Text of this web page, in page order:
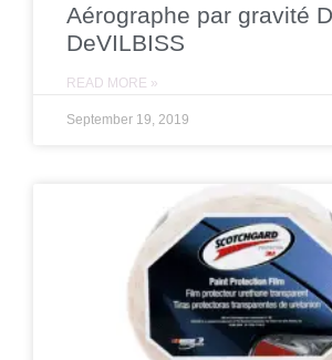
Aérographe par gravité
DeVILBISS
READ MORE »
September 19, 2019